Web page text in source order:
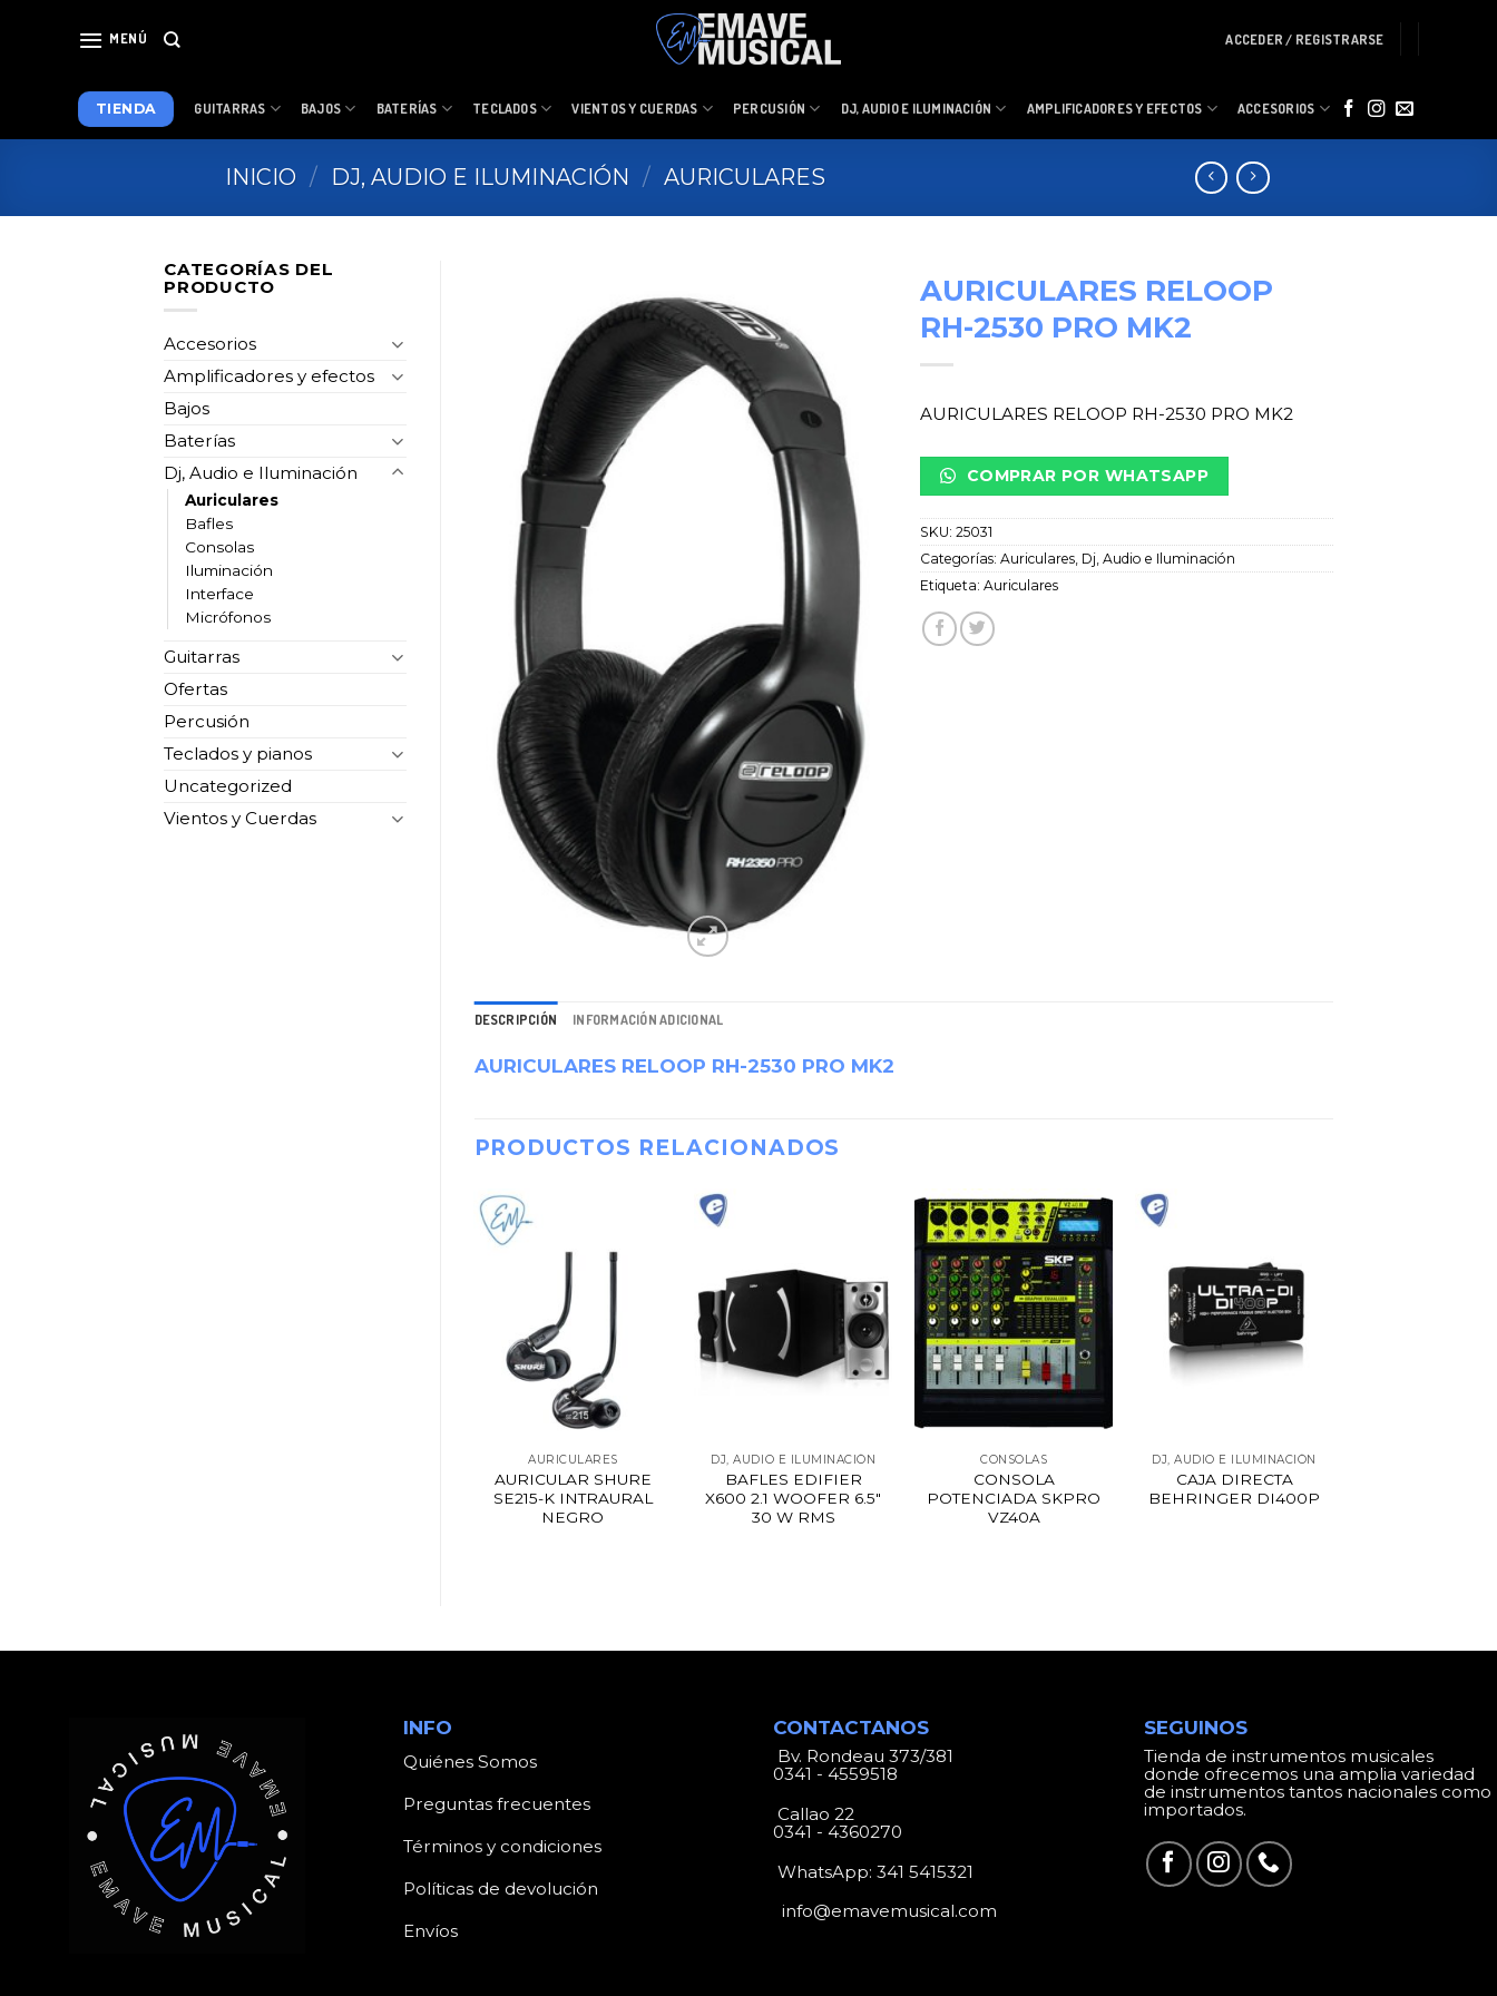
MENÚ ACCEDER / REGISTRARSE
TIENDA GUITARRAS BAJOS BATERÍAS TECLADOS VIENTOS Y CUERDAS PERCUSIÓN DJ, AUDIO E ILUMINACIÓN AMPLIFICADORES Y EFECTOS ACCESORIOS
INICIO / DJ, AUDIO E ILUMINACIÓN / AURICULARES
CATEGORÍAS DEL
PRODUCTO
Accesorios
Amplificadores y efectos
Bajos
Baterías
Dj, Audio e Iluminación
Auriculares
Bafles
Consolas
Iluminación
Interface
Micrófonos
Guitarras
Ofertas
Percusión
Teclados y pianos
Uncategorized
Vientos y Cuerdas
AURICULARES RELOOP
RH-2530 PRO MK2
AURICULARES RELOOP RH-2530 PRO MK2
COMPRAR POR WHATSAPP
SKU:25031
Categorías:Auriculares Dj, Audio e Iluminación
Etiqueta:Auriculares
DESCRIPCIÓN INFORMACIÓN ADICIONAL
AURICULARES RELOOP RH-2530 PRO MK2
PRODUCTOS RELACIONADOS
AURICULARES
AURICULAR SHURE
SE215-K INTRAURAL
NEGRO
DJ, AUDIO E ILUMINACIÓN
BAFLES EDIFIER
X600 2.1 WOOFER 6.5″
30 W RMS
CONSOLAS
CONSOLA
POTENCIADA SKPRO
VZ40A
DJ, AUDIO E ILUMINACIÓN
CAJA DIRECTA
BEHRINGER DI400P
INFO
Quiénes Somos
Preguntas frecuentes
Términos y condiciones
Políticas de devolución
Envíos
CONTACTANOS
Bv. Rondeau 373/381
0341 - 4559518
Callao 22
0341 - 4360270
WhatsApp:341 5415321
info@emavemusical.com
SEGUINOS
Tienda de instrumentos musicales
donde ofrecemos una amplia variedad
de instrumentos tantos nacionales como
importados.